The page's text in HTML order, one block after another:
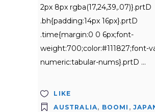
2px 8px rgba(17,24,39,.07)}.prtD
.bh{padding:14px 16px}.prtD
.time{margin:0 0 6px;font-
weight:700;color:#111827;font-
numeric:tabular-nums}.prtD
LIKE
AUSTRALIA, BOOMI ,